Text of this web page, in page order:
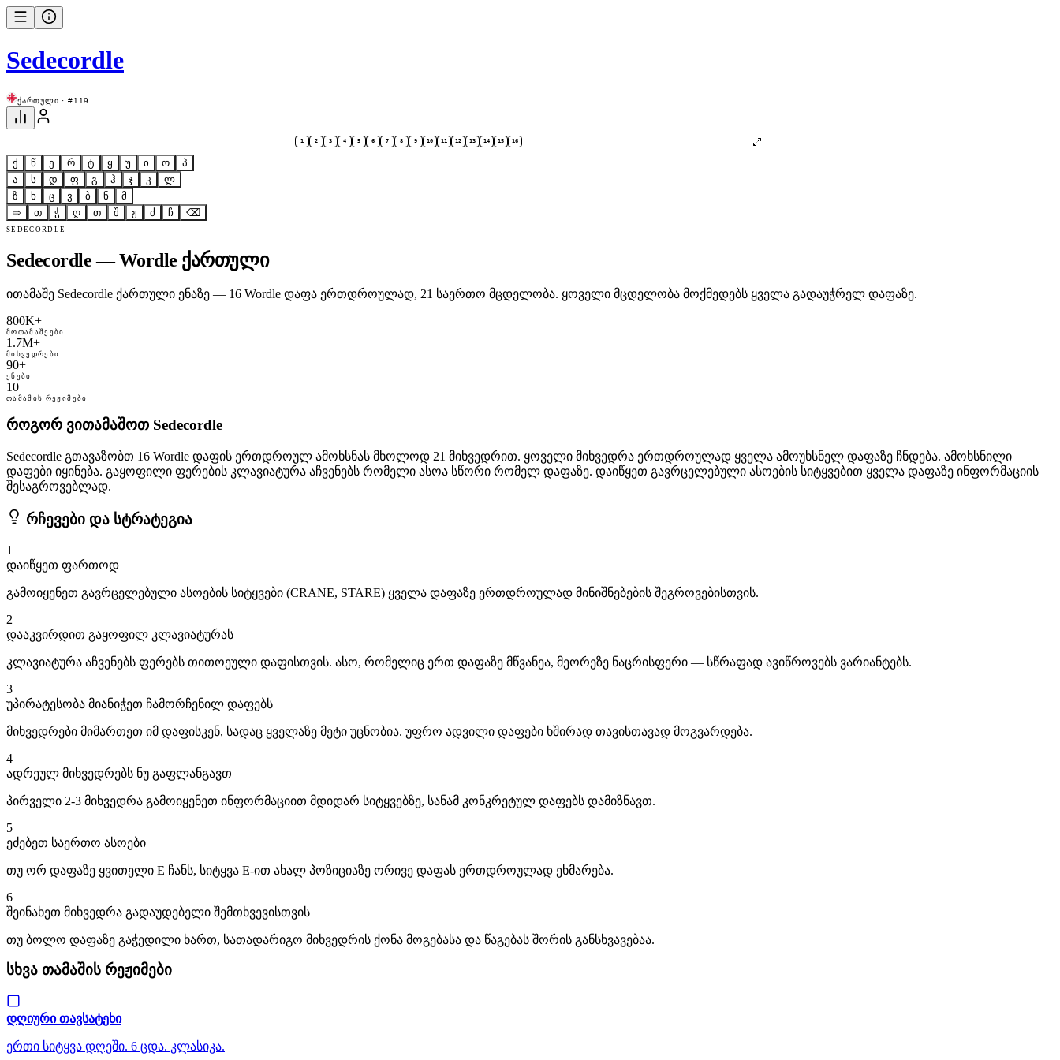
Sedecordle
ქართული · #119
1 2 3 4 5 6 7 8 9 10 11 12 13 14 15 16
ქ წ ე რ ტ ყ უ ი ო
პ
ა
ს დ ფ გ ჰ ჯ კ
ლ
ზ
ხ ც ვ ბ ნ
მ
⇨
თ ჭ ღ თ შ ჟ ძ ჩ ⌫
SEDECORDLE
Sedecordle — Wordle ქართული
ითამაშე Sedecordle ქართული ენაზე — 16 Wordle დაფა ერთდროულად, 21 საერთო მცდელობა. ყოველი მცდელობა მოქმედებს ყველა გადაუჭრელ დაფაზე.
800K+
ᲛᲝᲗᲐᲛᲐᲨᲔᲔᲑᲘ
1.7M+
ᲛᲘᲮᲕᲔᲓᲠᲔᲑᲘ
90+
ᲔᲜᲔᲑᲘ
10
ᲗᲐᲛᲐᲨᲘᲡ ᲠᲔᲟᲘᲛᲔᲑᲘ
როგორ ვითამაშოთ Sedecordle
Sedecordle გთავაზობთ 16 Wordle დაფის ერთდროულ ამოხსნას მხოლოდ 21 მიხვედრით. ყოველი მიხვედრა ერთდროულად ყველა ამოუხსნელ დაფაზე ჩნდება. ამოხსნილი
დაფები იყინება. გაყოფილი ფერების კლავიატურა აჩვენებს რომელი ასოა სწორი რომელ დაფაზე. დაიწყეთ გავრცელებული ასოების სიტყვებით ყველა დაფაზე ინფორმაციის
შესაგროვებლად.
რჩევები და სტრატეგია
1
დაიწყეთ ფართოდ
გამოიყენეთ გავრცელებული ასოების სიტყვები (CRANE, STARE) ყველა დაფაზე ერთდროულად მინიშნებების შეგროვებისთვის.
2
დააკვირდით გაყოფილ კლავიატურას
კლავიატურა აჩვენებს ფერებს თითოეული დაფისთვის. ასო, რომელიც ერთ დაფაზე მწვანეა, მეორეზე ნაცრისფერი — სწრაფად ავიწროვებს ვარიანტებს.
3
უპირატესობა მიანიჭეთ ჩამორჩენილ დაფებს
მიხვედრები მიმართეთ იმ დაფისკენ, სადაც ყველაზე მეტი უცნობია. უფრო ადვილი დაფები ხშირად თავისთავად მოგვარდება.
4
ადრეულ მიხვედრებს ნუ გაფლანგავთ
პირველი 2-3 მიხვედრა გამოიყენეთ ინფორმაციით მდიდარ სიტყვებზე, სანამ კონკრეტულ დაფებს დამიზნავთ.
5
ეძებეთ საერთო ასოები
თუ ორ დაფაზე ყვითელი E ჩანს, სიტყვა E-ით ახალ პოზიციაზე ორივე დაფას ერთდროულად ეხმარება.
6
შეინახეთ მიხვედრა გადაუდებელი შემთხვევისთვის
თუ ბოლო დაფაზე გაჭედილი ხართ, სათადარიგო მიხვედრის ქონა მოგებასა და წაგებას შორის განსხვავებაა.
სხვა თამაშის რეჟიმები
დღიური თავსატეხი
ერთი სიტყვა დღეში. 6 ცდა. კლასიკა.